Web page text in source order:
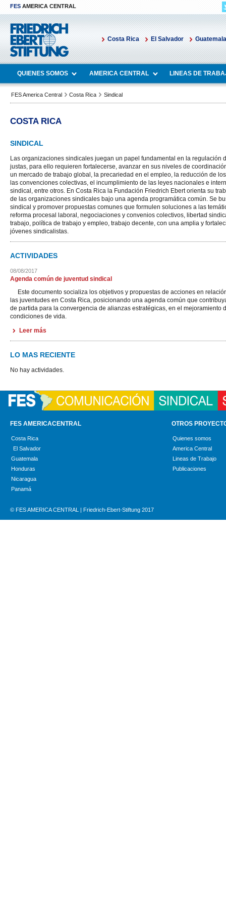
FES AMERICA CENTRAL
Costa Rica El Salvador Guatemala
QUIENES SOMOS AMERICA CENTRAL LINEAS DE
FES America Central Costa Rica Sindical
COSTA RICA
SINDICAL
Las organizaciones sindicales juegan un papel fundamental en la regulación
justas, para ello requieren fortalecerse, avanzar en sus niveles de
un mercado de trabajo global, la precariedad en el empleo, la reducción de
las convenciones colectivas, el incumplimiento de las leyes nacionales e
sindical, entre otros. En Costa Rica la Fundación Friedrich Ebert orienta su
de las organizaciones sindicales bajo una agenda programática común. Se
sindical y promover propuestas comunes que formulen soluciones a las
reforma procesal laboral, negociaciones y convenios colectivos, libertad
trabajo, política de trabajo y empleo, trabajo decente, con una amplia y
jóvenes sindicalistas.
ACTIVIDADES
08/08/2017
Agenda común de juventud sindical
Este documento socializa los objetivos y propuestas de acciones en
las juventudes en Costa Rica, posicionando una agenda común que
de partida para la convergencia de alianzas estratégicas, en el mejoramiento
condiciones de vida.
Leer más
LO MAS RECIENTE
No hay actividades.
FES AMERICACENTRAL
Costa Rica
El Salvador
Guatemala
Honduras
Nicaragua
Panamá
OTROS
Quienes somos
America Central
Lineas de Trabajo
Publicaciones
© FES AMERICA CENTRAL | Friedrich-Ebert-Stiftung 2017